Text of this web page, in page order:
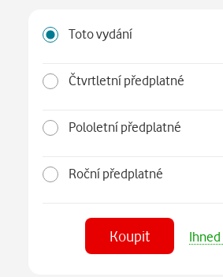
Toto vydání
Čtvrtletní předplatné
Pololetní předplatné
Roční předplatné
Koupit Ihned